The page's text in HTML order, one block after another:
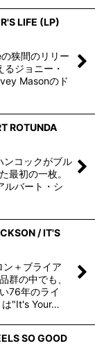
LIFE (LP)
狭間のリリー
ジョニー・
Masonのド
ROTUNDA
ンコックがブル
最初の一枚。
ルバート・シ
/ IT'S
＋ブライア
群の中でも、
76年のライ
は"It's Your…
SO GOOD